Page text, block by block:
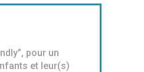
pour un
et leur(s)